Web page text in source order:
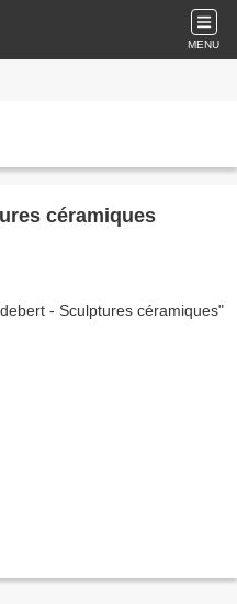
MENU
céramiques